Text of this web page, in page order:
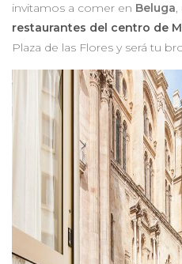
invitamos a comer en Beluga
restaurantes del centro de
Plaza de las Flores y será tu